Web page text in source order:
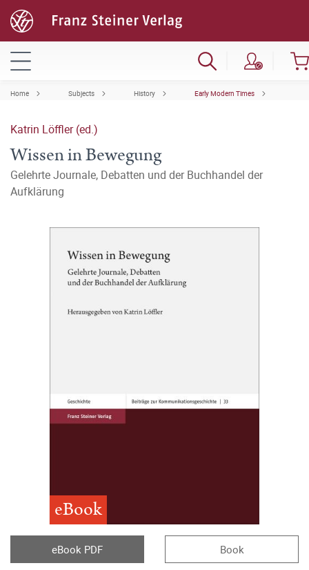
Home Subjects History Early Modern Times
Katrin Löffler (ed.)
Wissen in Bewegung
Gelehrte Journale, Debatten und der Buchhandel der
Aufklärung
eBook
eBook PDF Book